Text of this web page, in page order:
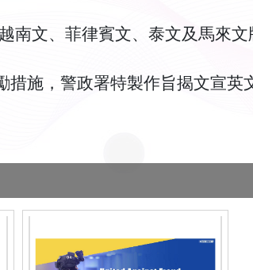
南文、菲律賓文、泰文及馬來文
施，警政署特製作旨揭文宣英